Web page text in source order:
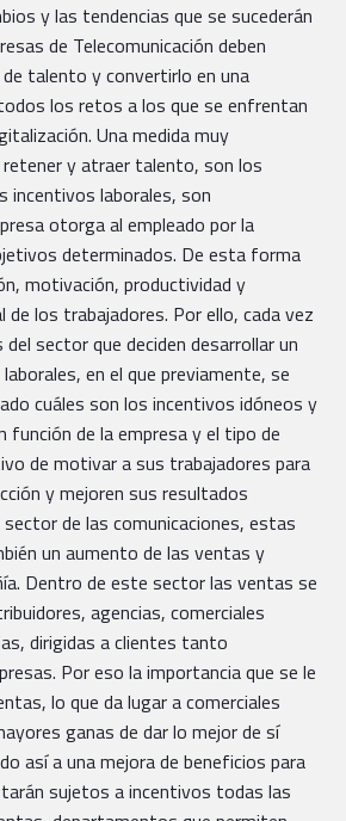
y las tendencias que se sucederán
de Telecomunicación deben
talento y convertirlo en una
los retos a los que se enfrentan
Una medida muy
y atraer talento, son los
incentivos laborales, son
otorga al empleado por la
determinados. De esta forma
motivación, productividad y
los trabajadores. Por ello, cada vez
sector que deciden desarrollar un
en el que previamente, se
cuáles son los incentivos idóneos y
función de la empresa y el tipo de
de motivar a sus trabajadores para
y mejoren sus resultados
sector de las comunicaciones, estas
un aumento de las ventas y
Dentro de este sector las ventas se
agencias, comerciales
dirigidas a clientes tanto
Por eso la importancia que se le
lo que da lugar a comerciales
ganas de dar lo mejor de sí
así a una mejora de beneficios para
sujetos a incentivos todas las